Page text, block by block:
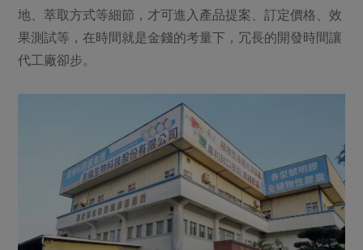
地、萃取方式等細節，才可進入產品提案、訂定價格、效
果測試等，在時間就是金錢的考量下，冗長的開發時間讓
代工廠卻步。